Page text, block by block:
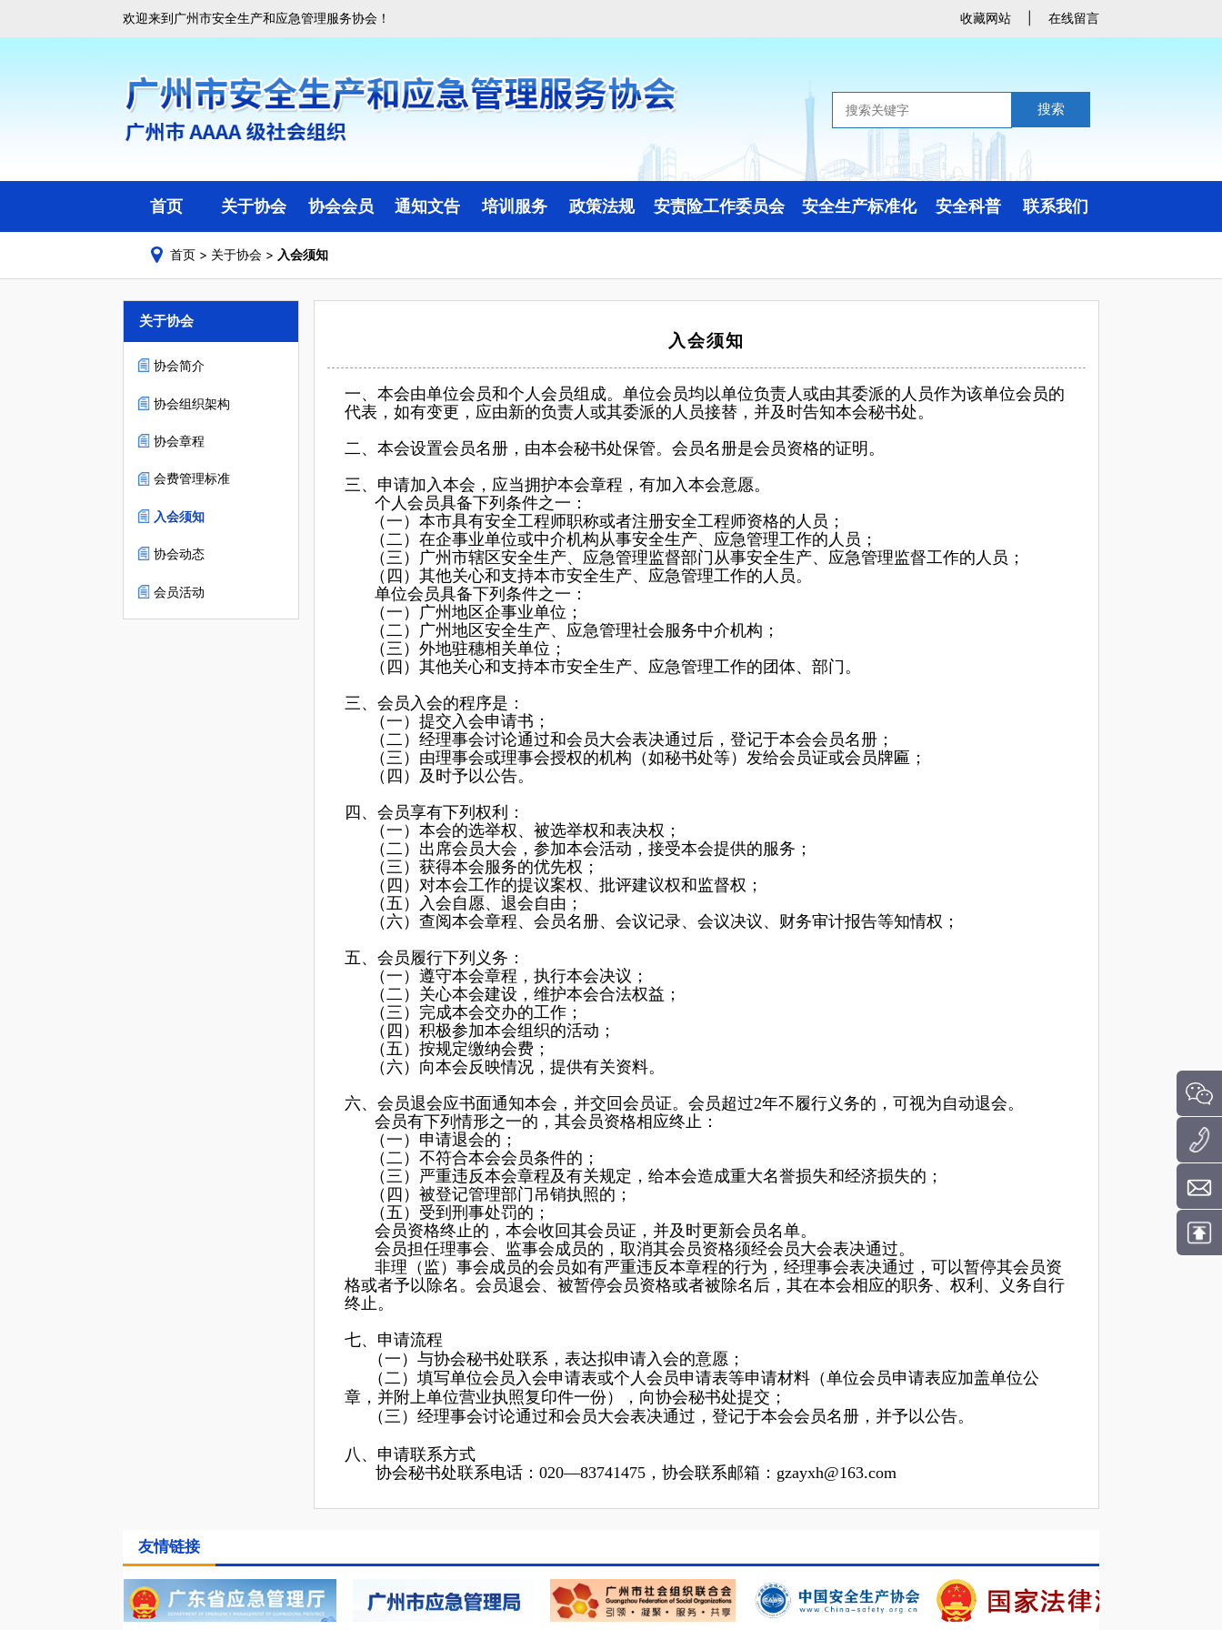
欢迎来到广州市安全生产和应急管理服务协会！ 收藏网站| 在线留言
搜索
首页 关于协会
协会简介
入会须知
协会会员
会员目录
通知文告 培训服务 政策法规 安责险工作委员会 安全生产标准化 安全科普
案例与宣传
联系我们
首页> 关于协会> 入会须知
关于协会
协会简介
协会组织架构
协会章程
会费管理标准
入会须知
协会动态
会员活动
入会须知
一、本会由单位会员和个人会员组成。单位会员均以单位负责人或由其委派的人员作为该单位会员的
代表，如有变更，应由新的负责人或其委派的人员接替，并及时告知本会秘书处。
二、本会设置会员名册，由本会秘书处保管。会员名册是会员资格的证明。
三、申请加入本会，应当拥护本会章程，有加入本会意愿。
个人会员具备下列条件之一：
（一）本市具有安全工程师职称或者注册安全工程师资格的人员；
（二）在企事业单位或中介机构从事安全生产、应急管理工作的人员；
（三）广州市辖区安全生产、应急管理监督部门从事安全生产、应急管理监督工作的人员；
（四）其他关心和支持本市安全生产、应急管理工作的人员。
单位会员具备下列条件之一：
（一）广州地区企事业单位；
（二）广州地区安全生产、应急管理社会服务中介机构；
（三）外地驻穗相关单位；
（四）其他关心和支持本市安全生产、应急管理工作的团体、部门。
三、会员入会的程序是：
（一）提交入会申请书；
（二）经理事会讨论通过和会员大会表决通过后，登记于本会会员名册；
（三）由理事会或理事会授权的机构（如秘书处等）发给会员证或会员牌匾；
（四）及时予以公告。
四、会员享有下列权利：
（一）本会的选举权、被选举权和表决权；
（二）出席会员大会，参加本会活动，接受本会提供的服务；
（三）获得本会服务的优先权；
（四）对本会工作的提议案权、批评建议权和监督权；
（五）入会自愿、退会自由；
（六）查阅本会章程、会员名册、会议记录、会议决议、财务审计报告等知情权；
五、会员履行下列义务：
（一）遵守本会章程，执行本会决议；
（二）关心本会建设，维护本会合法权益；
（三）完成本会交办的工作；
（四）积极参加本会组织的活动；
（五）按规定缴纳会费；
（六）向本会反映情况，提供有关资料。
六、 会员退会应书面通知本会，并交回会员证。会员超过2年不履行义务的，可视为自动退会。
会员有下列情形之一的，其会员资格相应终止：
（一）申请退会的；
（二）不符合本会会员条件的；
（三）严重违反本会章程及有关规定，给本会造成重大名誉损失和经济损失的；
（四）被登记管理部门吊销执照的；
（五）受到刑事处罚的；
会员资格终止的，本会收回其会员证，并及时更新会员名单。
会员担任理事会、监事会成员的，取消其会员资格须经会员大会表决通过。
非理（监）事会成员的会员如有严重违反本章程的行为，经理事会表决通过，可以暂停其会员资
格或者予以除名。会员退会、被暂停会员资格或者被除名后，其在本会相应的职务、权利、义务自行
终止。
七、申请流程
（一）与协会秘书处联系，表达拟申请入会的意愿；
（二）填写单位会员入会申请表或个人会员申请表等申请材料 （单位会员申请表应加盖单位公
章，并附上单位营业执照复印件一份），向协会秘书处提交；
（三）经理事会讨论通过和会员大会表决通过，登记于本会会员名册，并予以公告。
八、申请联系方式
协会秘书处联系电话：020—83741475，协会联系邮箱：gzayxh@163.com
友情链接